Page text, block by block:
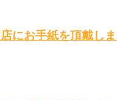
にお手紙を頂戴しま